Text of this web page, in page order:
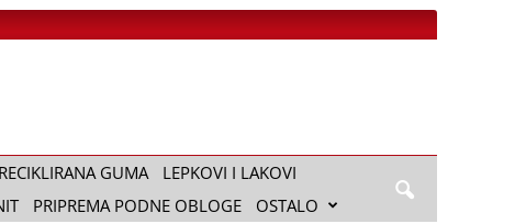
RECIKLIRANA GUMA
LEPKOVI I LAKOVI
PRIPREMA PODNE OBLOGE OSTALO